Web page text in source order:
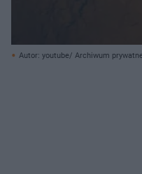
Autor: youtube/ Archiwum prywatne